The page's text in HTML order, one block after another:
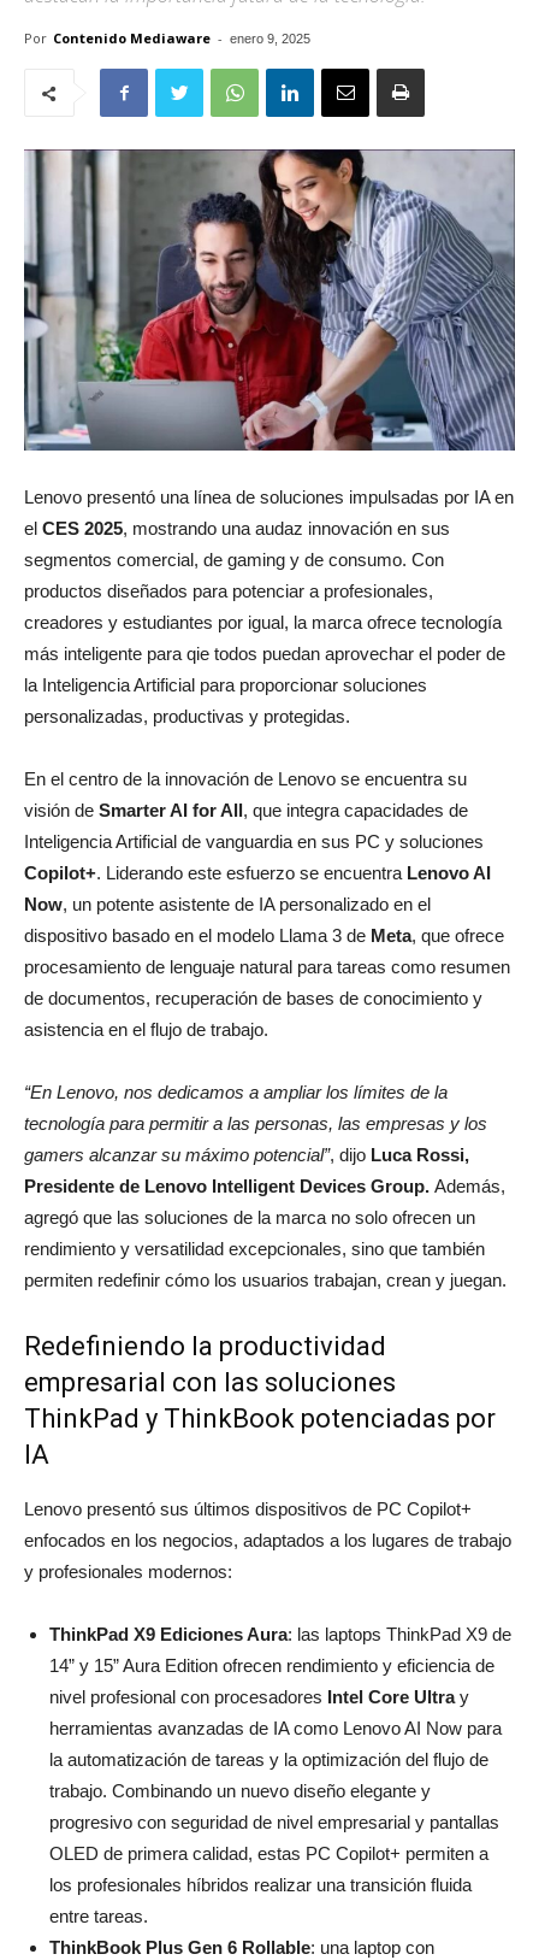
Por Contenido Mediaware - enero 9, 2025
Lenovo presentó una línea de soluciones impulsadas por IA en
el CES 2025, mostrando una audaz innovación en sus
segmentos comercial, de gaming y de consumo. Con
productos diseñados para potenciar a profesionales,
creadores y estudiantes por igual, la marca ofrece tecnología
más inteligente para qie todos puedan aprovechar el poder de
la Inteligencia Artificial para proporcionar soluciones
personalizadas, productivas y protegidas.
En el centro de la innovación de Lenovo se encuentra su
visión de Smarter AI for All, que integra capacidades de
Inteligencia Artificial de vanguardia en sus PC y soluciones
Copilot+. Liderando este esfuerzo se encuentra Lenovo AI
Now, un potente asistente de IA personalizado en el
dispositivo basado en el modelo Llama 3 de Meta, que ofrece
procesamiento de lenguaje natural para tareas como resumen
de documentos, recuperación de bases de conocimiento y
asistencia en el flujo de trabajo.
“En Lenovo, nos dedicamos a ampliar los límites de la
tecnología para permitir a las personas, las empresas y los
gamers alcanzar su máximo potencial”, dijo Luca Rossi,
Presidente de Lenovo Intelligent Devices Group. Además,
agregó que las soluciones de la marca no solo ofrecen un
rendimiento y versatilidad excepcionales, sino que también
permiten redefinir cómo los usuarios trabajan, crean y juegan.
Redefiniendo la productividad
empresarial con las soluciones
ThinkPad y ThinkBook potenciadas por
IA
Lenovo presentó sus últimos dispositivos de PC Copilot+
enfocados en los negocios, adaptados a los lugares de trabajo
y profesionales modernos:
ThinkPad X9 Ediciones Aura: las laptops ThinkPad X9 de
14” y 15” Aura Edition ofrecen rendimiento y eficiencia de
nivel profesional con procesadores Intel Core Ultray
herramientas avanzadas de IA como Lenovo AI Now para
la automatización de tareas y la optimización del flujo de
trabajo. Combinando un nuevo diseño elegante y
progresivo con seguridad de nivel empresarial y pantallas
OLED de primera calidad, estas PC Copilot+ permiten a
los profesionales híbridos realizar una transición fluida
entre tareas.
ThinkBook Plus Gen 6 Rollable: una laptop con